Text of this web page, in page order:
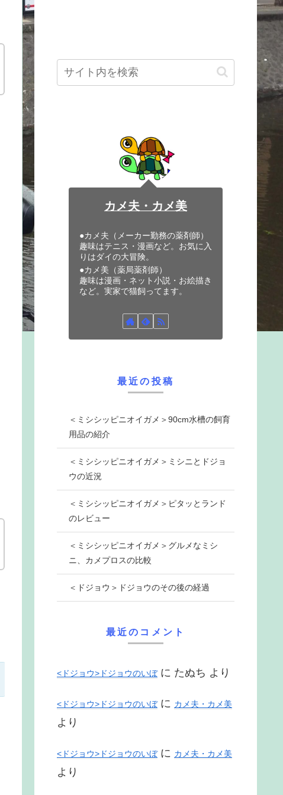
カメ夫・カメ美
●カメ夫（メーカー勤務の薬剤師）
趣味はテニス・漫画など。お気に入
りはダイの大冒険。
●カメ美（薬局薬剤師）
趣味は漫画・ネット小説・お絵描き
など。実家で猫飼ってます。
最近の投稿
＜ミシシッピニオイガメ＞90cm水槽の飼育
用品の紹介
＜ミシシッピニオイガメ＞ミシニとドジョ
ウの近況
＜ミシシッピニオイガメ＞ピタッとランド
のレビュー
＜ミシシッピニオイガメ＞グルメなミシ
ニ、カメプロスの比較
＜ドジョウ＞ドジョウのその後の経過
最近のコメント
<ドジョウ>ドジョウのいぼに たぬち より
<ドジョウ>ドジョウのいぼに カメ夫・カメ美
より
<ドジョウ>ドジョウのいぼに カメ夫・カメ美
より